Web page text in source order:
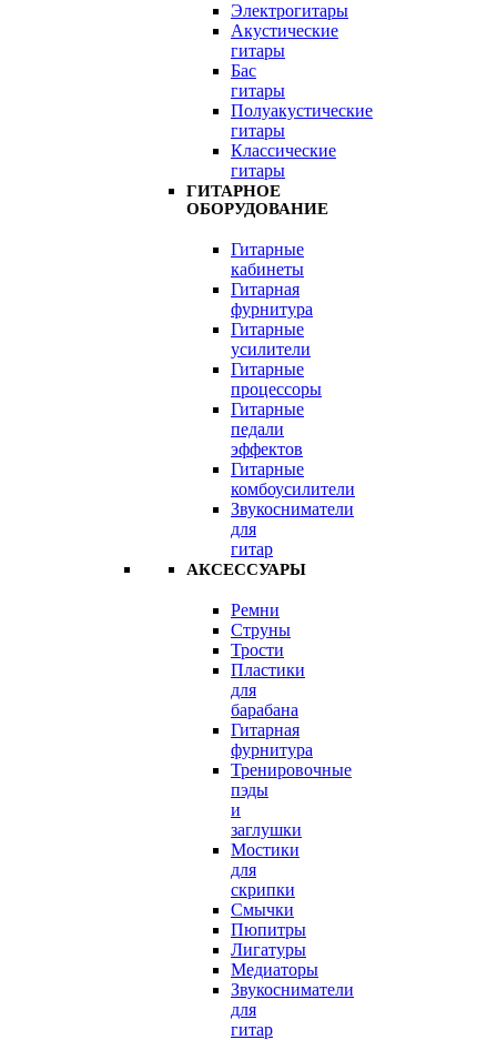
Электрогитары
Акустические
гитары
Бас
гитары
Полуакустические
гитары
Классические
гитары
ГИТАРНОЕ
ОБОРУДОВАНИЕ
Гитарные
кабинеты
Гитарная
фурнитура
Гитарные
усилители
Гитарные
процессоры
Гитарные
педали
эффектов
Гитарные
комбоусилители
Звукосниматели
для
гитар
АКСЕССУАРЫ
Ремни
Струны
Трости
Пластики
для
барабана
Гитарная
фурнитура
Тренировочные
пэды
и
заглушки
Мостики
для
скрипки
Смычки
Пюпитры
Лигатуры
Медиаторы
Звукосниматели
для
гитар